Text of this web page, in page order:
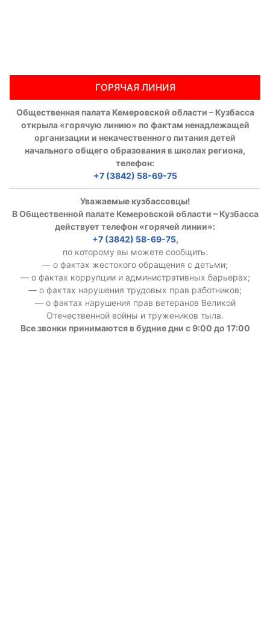
ГОРЯЧАЯ ЛИНИЯ
Общественная палата Кемеровской области – Кузбасса
открыла «горячую линию» по фактам ненадлежащей
организации и некачественного питания детей
начального общего образования в школах региона,
телефон:
+7 (3842) 58-69-75
Уважаемые кузбассовцы!
В Общественной палате Кемеровской области – Кузбасса
действует телефон «горячей линии»:
+7 (3842) 58-69-75,
по которому вы можете сообщить:
— о фактах жестокого обращения с детьми;
— о фактах коррупции и административных барьерах;
— о фактах нарушения трудовых прав работников;
— о фактах нарушения прав ветеранов Великой
Отечественной войны и тружеников тыла.
Все звонки принимаются в будние дни с 9:00 до 17:00